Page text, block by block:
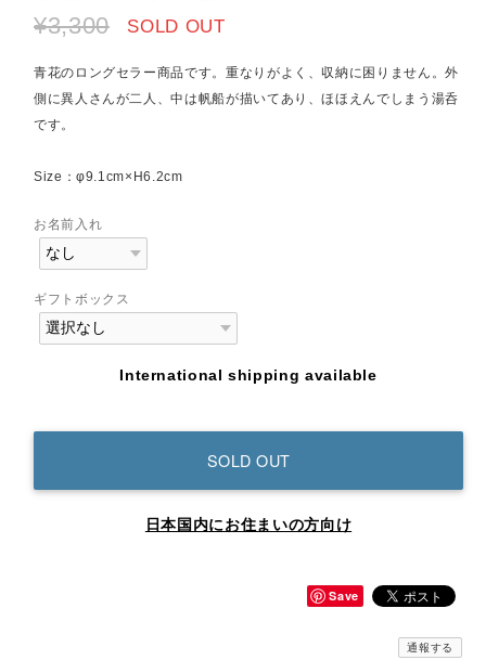
¥3,300 SOLD OUT
青花のロングセラー商品です。重なりがよく、収納に困りません。外
側に異人さんが二人、中は帆船が描いてあり、ほほえんでしまう湯呑
です。
Size：φ9.1cm×H6.2cm
お名前入れ
ギフトボックス
International shipping available
SOLD OUT
日本国内にお住まいの方向け
Save
通報する